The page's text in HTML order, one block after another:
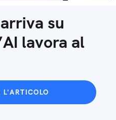
su
lavora al
L'ARTICOLO